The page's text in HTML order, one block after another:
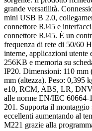
grande versatilità.
mini USB B 2.0,
connettore RJ45 e
connettore RJ45. È un
frequenza di rete di 50/60
interne, applicazioni
256KB e memoria su
IP20. Dimensioni: 110 mm
mm (altezza). Peso: 0,395
e10, RCM, ABS, LR,
alle norme EN/IEC
201. Supporta il
eccellenti aumentando al
M221 grazie alla